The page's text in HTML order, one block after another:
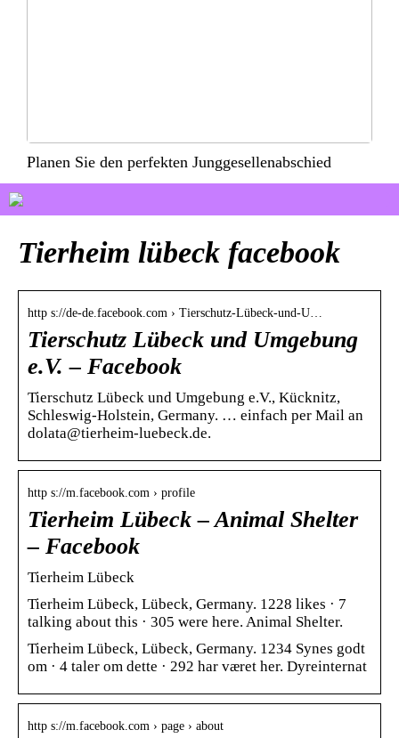
Planen Sie den perfekten Junggesellenabschied
Tierheim lübeck facebook
http s://de-de.facebook.com › Tierschutz-Lübeck-und-U…
Tierschutz Lübeck und Umgebung
e.V. – Facebook
Tierschutz Lübeck und Umgebung e.V., Kücknitz,
Schleswig-Holstein, Germany. … einfach per Mail an
dolata@tierheim-luebeck.de.
http s://m.facebook.com › profile
Tierheim Lübeck – Animal Shelter
– Facebook
Tierheim Lübeck
Tierheim Lübeck, Lübeck, Germany. 1228 likes · 7
talking about this · 305 were here. Animal Shelter.
Tierheim Lübeck, Lübeck, Germany. 1234 Synes godt
om · 4 taler om dette · 292 har været her. Dyreinternat
http s://m.facebook.com › page › about